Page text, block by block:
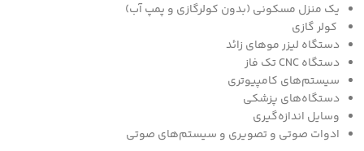
یک منزل مسکونی (بدون کولرگازی و پمپ آب)
کولر گازی
دستگاه لیزر موهای زائد
دستگاه CNC تک فاز
سیستم‌های کامپیوتری
دستگاه‌های پزشکی
وسایل اندازه‌گیری
ادوات صوتی و تصویری و سیستم‌های صوتی​